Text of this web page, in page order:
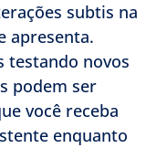
subtis na
apresenta.
testando novos
podem ser
você receba
enquanto